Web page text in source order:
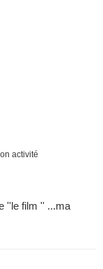
activité
''le film '' ...ma